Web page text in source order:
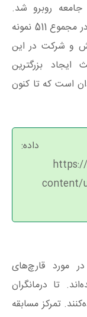
جامعه روبرو شد.
نزدیک به 200 پرورش‌دهنده قارچ جادویی، در مجموع 511 نمونه
و شرکت در این
ایجاد بزرگترین
است که تا کنون
داده:
content/
مورد قارچ‌های
تا درمانگران
تمرکز مسابقه